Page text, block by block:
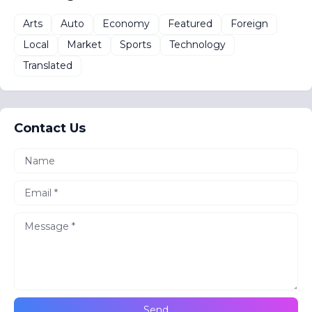
Arts Auto Economy Featured
Foreign
Local
Market Sports
Technology
Translated
Contact Us